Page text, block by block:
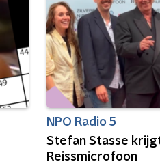
NPO Radio 5
Stefan Stasse
Reissmicrofoon